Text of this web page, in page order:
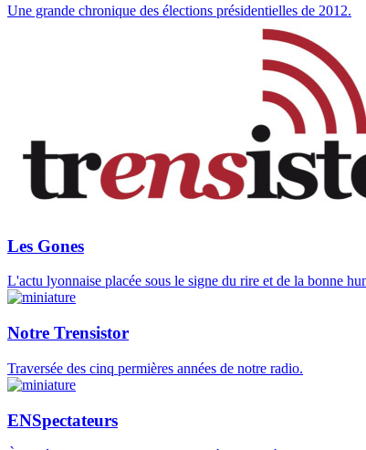
Une grande chronique des élections présidentielles de 2012.
Les Gones
L'actu lyonnaise placée sous le signe du rire et de la bonne
Notre Trensistor
Traversée des cinq permières années de notre radio.
ENSpectateurs